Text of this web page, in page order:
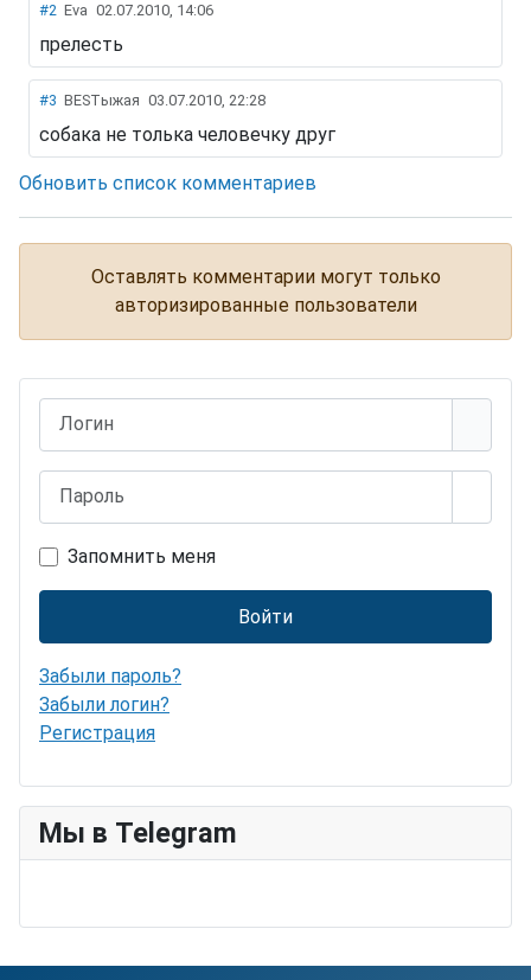
#2 Eva 02.07.2010, 14:06
прелесть
#3 BESTыжая 03.07.2010, 22:28
собака не толька человечку друг
Обновить список комментариев
Оставлять комментарии могут только
авторизированные пользователи
Пароль
Запомнить меня
Войти
Забыли пароль?
Забыли логин?
Регистрация
Мы в Telegram